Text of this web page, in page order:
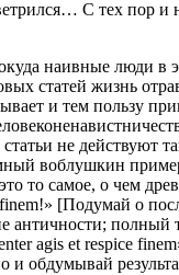
С тех пор и
наивные люди в
статей жизнь
и тем пользу
не действуют
воблушкин
то самое, о чем
[Подумай о
античности; полный
agis et respice
и обдумывай